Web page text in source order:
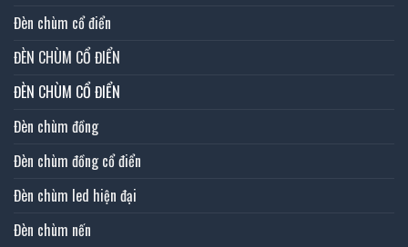
Đèn chùm cổ điển
ĐÈN CHÙM CỔ ĐIỂN
ĐÈN CHÙM CỔ ĐIỂN
Đèn chùm đồng
Đèn chùm đồng cổ điển
Đèn chùm led hiện đại
Đèn chùm nến